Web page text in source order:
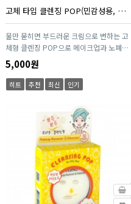
고체 타입 클렌징 POP(민감성용, 약산성 PH5.5 / 10매 / 1팩)
물만 묻히면 부드러운 크림으로 변하는 고
체형 클렌징 POP으로 메이크업과 노폐물
을 간편하게 클렌징하세요. 한 장씩 사용하
는 1회용 타입으로 위생적이며, 휴대가 간
편해 여행·외출·운동 시에도 부담 없이 사
용 가능합니다. pH5.5 약산성 포뮬러와
EWG 1~2등급 성분으로 민감한 피부도 안
심하고 사용할 수 있습니다.
5,000원
히트 추천 최신 인기